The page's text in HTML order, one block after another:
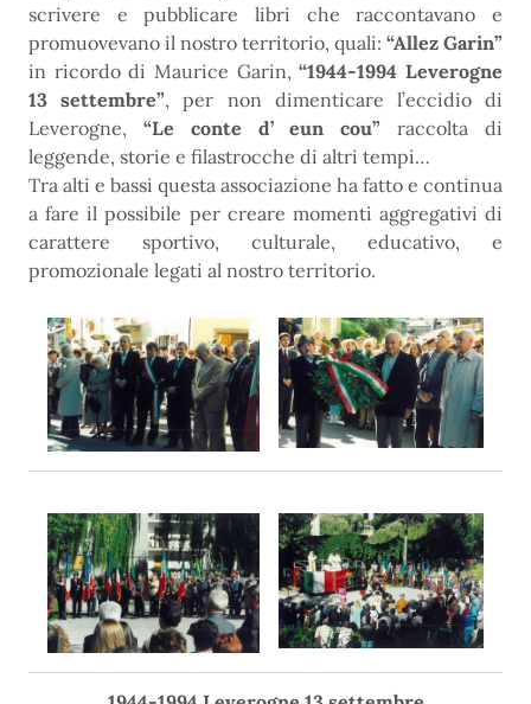
scrivere e pubblicare libri che raccontavano e
promuovevano il nostro territorio, quali: “Allez Garin”
in ricordo di Maurice Garin,“1944-1994 Leverogne
13 settembre”, per non dimenticare l’eccidio di
Leverogne, “Le conte d’ eun cou” raccolta di
leggende, storie e filastrocche di altri tempi…
Tra alti e bassi questa associazione ha fatto e continua
a fare il possibile per creare momenti aggregativi di
carattere sportivo, culturale, educativo, e
promozionale legati al nostro territorio.